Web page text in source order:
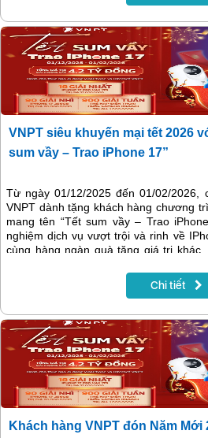
VNPT siêu khuyến mại tết 2026
sum vầy – Trao iPhone 17”
Từ ngày 01/12/2025 đến 01/02/2026,
VNPT dành tặng khách hàng chương
mang tên “Tết sum vầy – Trao
nghiệm dịch vụ vượt trội và rinh về
cùng hàng ngàn quà tặng giá trị
Chi tiết
Khách hàng VNPT đón Năm